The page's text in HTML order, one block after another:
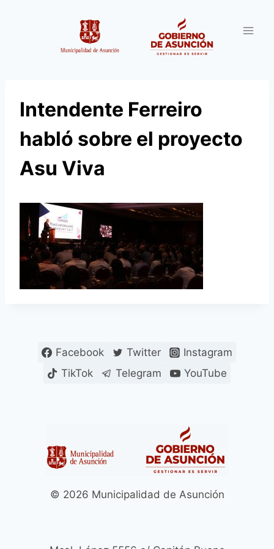
Intendente Ferreiro
habló sobre el proyecto
Asu Viva
Facebook Twitter
Instagram
TikTok
Telegram YouTube
© 2026 Municipalidad de Asunción